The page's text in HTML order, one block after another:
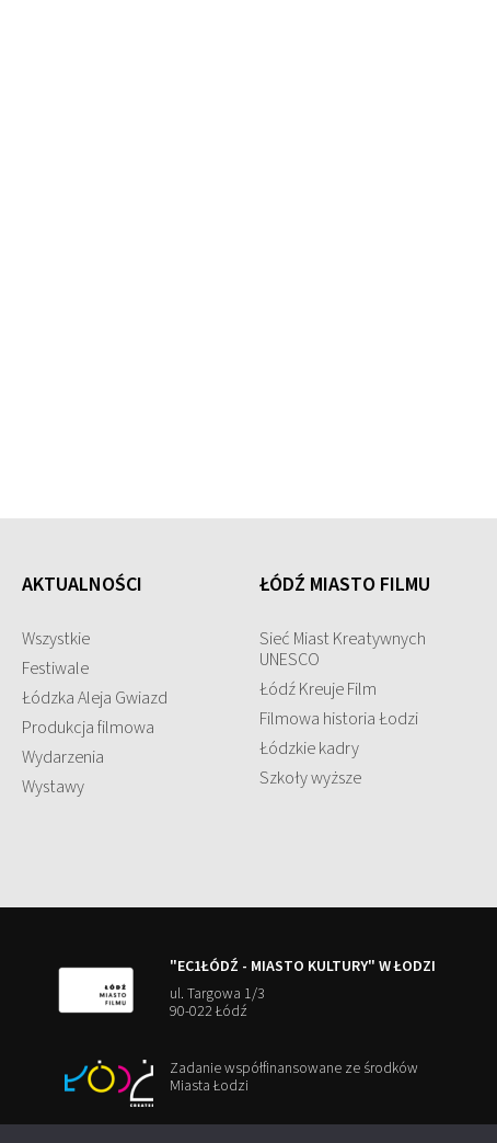
AKTUALNOŚCI
Wszystkie
Festiwale
Łódzka Aleja Gwiazd
Produkcja filmowa
Wydarzenia
Wystawy
ŁÓDŹ MIASTO FILMU
Sieć Miast Kreatywnych
UNESCO
Łódź Kreuje Film
Filmowa historia Łodzi
Łódzkie kadry
Szkoły wyższe
"EC1ŁÓDŹ - MIASTO KULTURY" W ŁODZI
ul. Targowa 1/3
90-022 Łódź
Zadanie współfinansowane ze środków
Miasta Łodzi